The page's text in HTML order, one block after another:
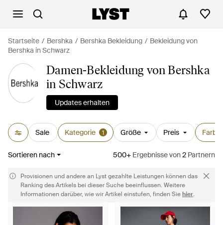
Startseite Bershka Bershka Bekleidung
Bekleidung von
Bershka in Schwarz
Damen-Bekleidung von Bershka
in Schwarz
Updates erhalten
Sale Kategorie 1 Größe Preis Farbe
Sortieren nach 500+ Ergebnissevon2 Partnern
Provisionen und andere an Lyst gezahlte Leistungen können das
Ranking des Artikels bei dieser Suche beeinflussen. Weitere
Informationen darüber, wie wir Artikel einstufen, finden Siehier.